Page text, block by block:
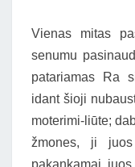
Vienas mitas
senumu
patariamas Ra
idant šioji
moterimi-liūte;
žmones, ji
pakankamai